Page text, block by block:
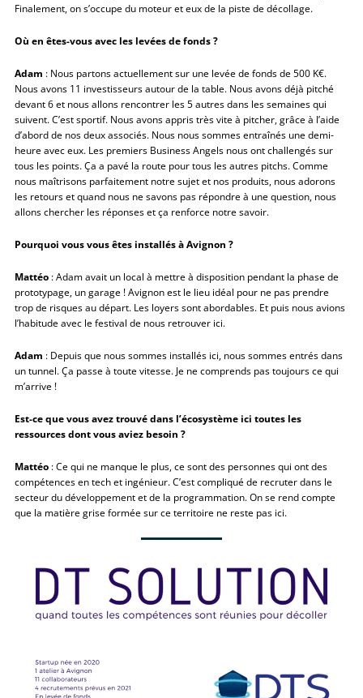
Finalement, on s’occupe du moteur et eux de la piste de décollage.
Où en êtes-vous avec les levées de fonds ?
Adam : Nous partons actuellement sur une levée de fonds de 500 K€.
Nous avons 11 investisseurs autour de la table. Nous avons déjà pitché
devant 6 et nous allons rencontrer les 5 autres dans les semaines qui
suivent. C’est sportif. Nous avons appris très vite à pitcher, grâce à l’aide
d’abord de nos deux associés. Nous nous sommes entraînés une demi-
heure avec eux. Les premiers Business Angels nous ont challengés sur
tous les points. Ça a pavé la route pour tous les autres pitchs. Comme
nous maîtrisons parfaitement notre sujet et nos produits, nous adorons
les retours et quand nous ne savons pas répondre à une question, nous
allons chercher les réponses et ça renforce notre savoir.
Pourquoi vous vous êtes installés à Avignon ?
Mattéo : Adam avait un local à mettre à disposition pendant la phase de
prototypage, un garage ! Avignon est le lieu idéal pour ne pas prendre
trop de risques au départ. Les loyers sont abordables. Et puis nous avions
l’habitude avec le festival de nous retrouver ici.
Adam : Depuis que nous sommes installés ici, nous sommes entrés dans
un tunnel. Ça passe à toute vitesse. Je ne comprends pas toujours ce qui
m’arrive !
Est-ce que vous avez trouvé dans l’écosystème ici toutes les
ressources dont vous aviez besoin ?
Mattéo : Ce qui ne manque le plus, ce sont des personnes qui ont des
compétences en tech et ingénieur. C’est compliqué de recruter dans le
secteur du développement et de la programmation. On se rend compte
que la matière grise formée sur ce territoire ne reste pas ici.